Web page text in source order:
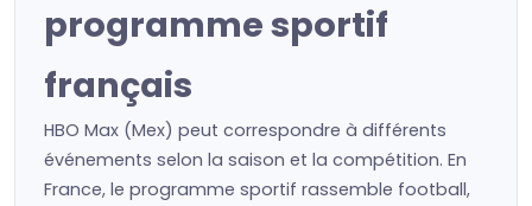
programme sportif
français
HBO Max (Mex) peut correspondre à différents
événements selon la saison et la compétition. En
France, le programme sportif rassemble football,